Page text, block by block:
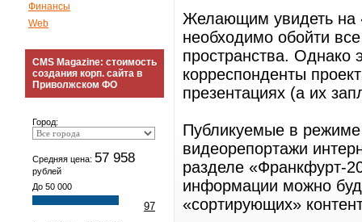
Финансы
Web
CMS Magazine: стоимость
создания корп. сайта в
Приволжском ФО
Город:
Средняя цена: 57 958
рублей
До 50 000
97
Желающим увидеть на
необходимо обойти
пространства. Однако
корреспонденты
презентациях (а их
Публикуемые в
видеорепортажи
разделе «Франкфурт-
информации можно
«сортирующих»